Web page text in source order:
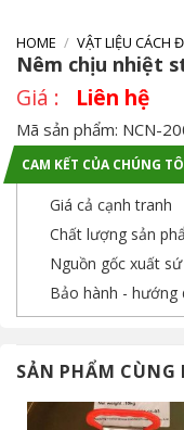
HOME / VẬT LIỆU CÁCH
Nêm chịu nhiệt
Liên hệ
Mã sản phẩm: NCN-
CAM KẾT CỦA CHÚNG
Giá cả cạnh tranh
Chất lượng sản
Nguồn gốc xuất
Bảo hành - hướng
SẢN PHẨM CÙNG